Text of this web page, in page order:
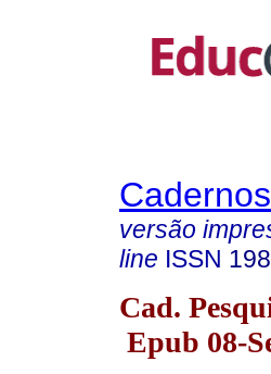
versão
line ISSN
Cad.
Epub 08-